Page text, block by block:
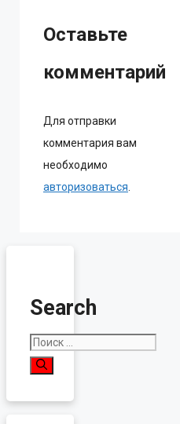
Оставьте
комментарий
Для отправки
комментария вам
необходимо
авторизоваться
Search
Поиск: